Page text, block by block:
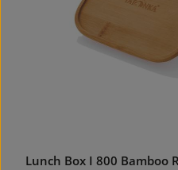
Lunch Box I 800 Bamboo